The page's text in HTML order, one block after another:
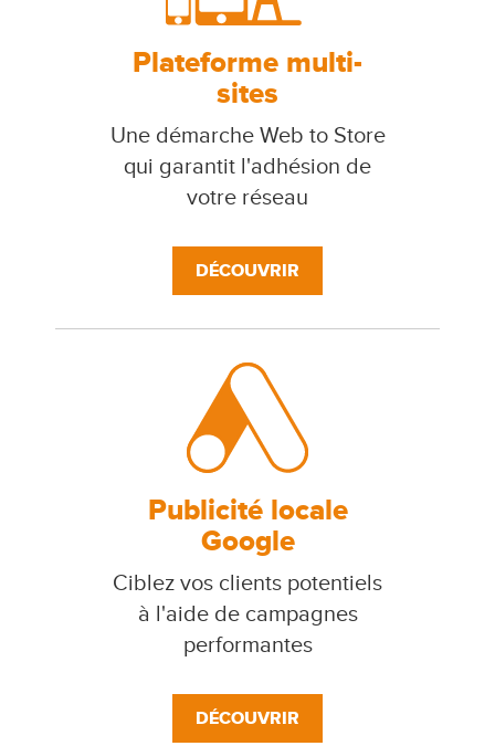
Plateforme multi-
sites
Une démarche Web to Store
qui garantit l'adhésion de
votre réseau
DÉCOUVRIR
Publicité locale
Google
Ciblez vos clients potentiels
à l'aide de campagnes
performantes
DÉCOUVRIR